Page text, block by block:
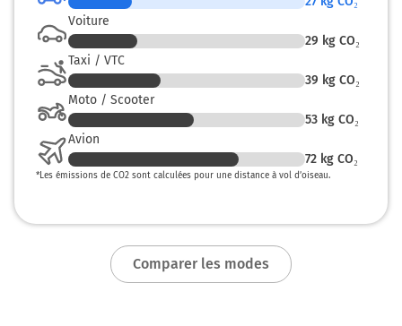
Voiture
29 kg CO₂
Taxi / VTC
39 kg CO₂
Moto / Scooter
53 kg CO₂
Avion
72 kg CO₂
*Les émissions de CO2 sont calculées pour une distance à vol d’oiseau.
Comparer les modes